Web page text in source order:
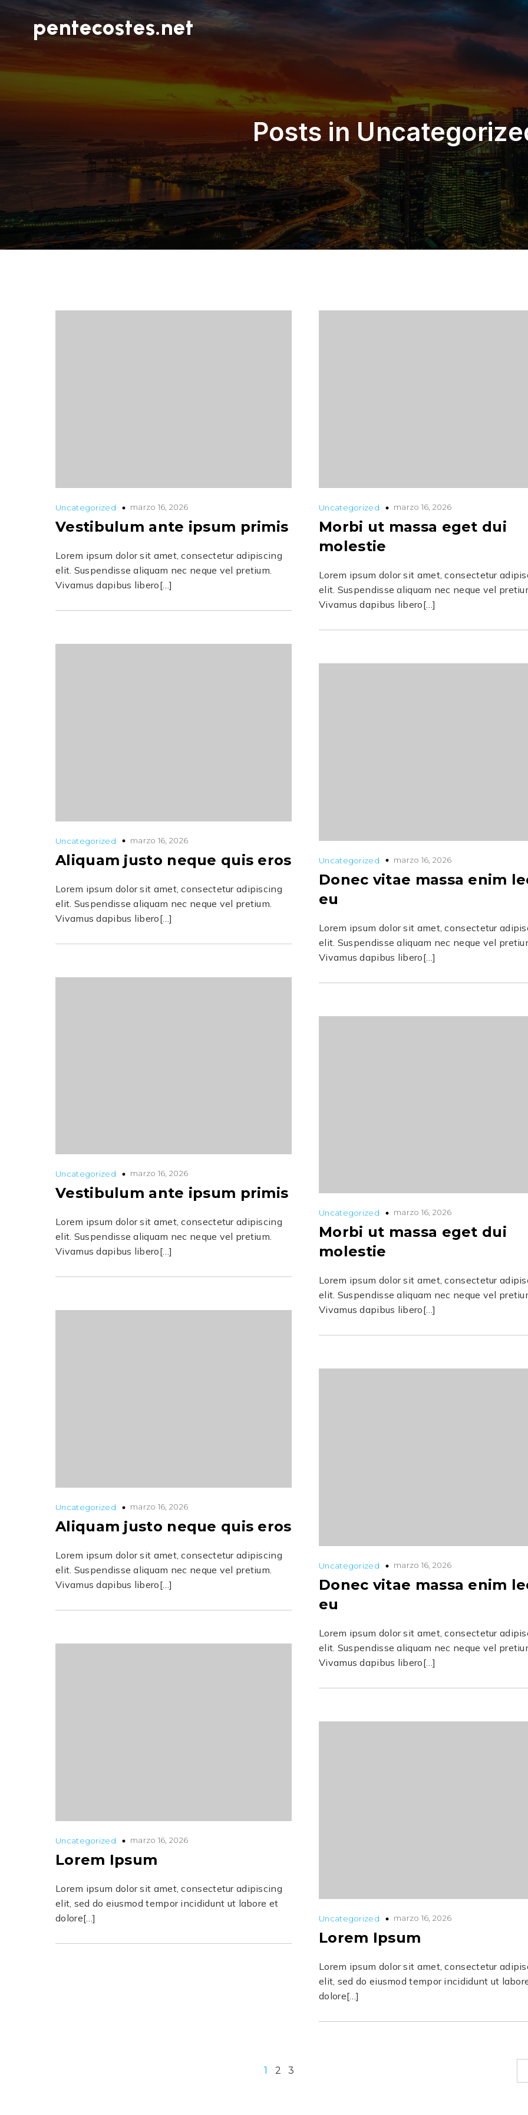
pentecostes.net
Posts in
Uncategorized marzo 16, 2026
Vestibulum ante ipsum primis
Lorem ipsum dolor sit amet, consectetur adipiscing
elit. Suspendisse aliquam nec neque vel pretium.
Vivamus dapibus libero[…]
Uncategorized marzo 16, 2026
Morbi ut massa eget dui
molestie
Lorem ipsum dolor sit amet, consectetur
elit. Suspendisse aliquam nec neque vel
Vivamus dapibus libero[…]
Uncategorized marzo 16, 2026
Aliquam justo neque quis eros
Lorem ipsum dolor sit amet, consectetur adipiscing
elit. Suspendisse aliquam nec neque vel pretium.
Vivamus dapibus libero[…]
Uncategorized marzo 16, 2026
Donec vitae massa enim
eu
Lorem ipsum dolor sit amet, consectetur
elit. Suspendisse aliquam nec neque vel
Vivamus dapibus libero[…]
Uncategorized marzo 16, 2026
Vestibulum ante ipsum primis
Lorem ipsum dolor sit amet, consectetur adipiscing
elit. Suspendisse aliquam nec neque vel pretium.
Vivamus dapibus libero[…]
Uncategorized marzo 16, 2026
Morbi ut massa eget dui
molestie
Lorem ipsum dolor sit amet, consectetur
elit. Suspendisse aliquam nec neque vel
Vivamus dapibus libero[…]
Uncategorized marzo 16, 2026
Aliquam justo neque quis eros
Lorem ipsum dolor sit amet, consectetur adipiscing
elit. Suspendisse aliquam nec neque vel pretium.
Vivamus dapibus libero[…]
Uncategorized marzo 16, 2026
Donec vitae massa enim
eu
Lorem ipsum dolor sit amet, consectetur
elit. Suspendisse aliquam nec neque vel
Vivamus dapibus libero[…]
Uncategorized marzo 16, 2026
Lorem Ipsum
Lorem ipsum dolor sit amet, consectetur adipiscing
elit, sed do eiusmod tempor incididunt ut labore et
dolore[…]
Uncategorized marzo 16, 2026
Lorem Ipsum
Lorem ipsum dolor sit amet, consectetur
elit, sed do eiusmod tempor incididunt ut
dolore[…]
1 2 3